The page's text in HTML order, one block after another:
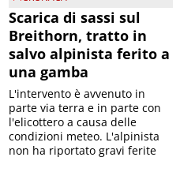
Scarica di sassi sul
Breithorn, tratto in
salvo alpinista ferito a
una gamba
L'intervento è avvenuto in
parte via terra e in parte con
l'elicottero a causa delle
condizioni meteo. L'alpinista
non ha riportato gravi ferite